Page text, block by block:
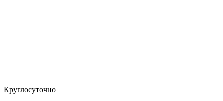
Круглосуточно